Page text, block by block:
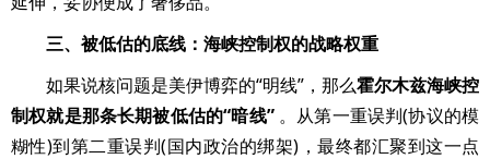
三、被低估的底线：海峡控制权的战略权重
如果说核问题是美伊博弈的“明线”，那么霍尔木兹海峡控
制权就是那条长期被低估的“暗线”。从第一重误判(协议的模
糊性)到第二重误判(国内政治的绑架)，最终都汇聚到这一点